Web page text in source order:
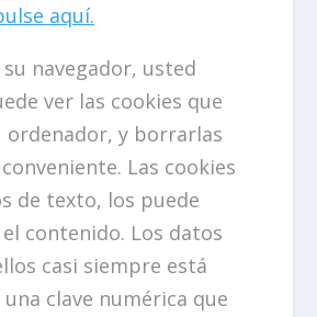
aquí.
navegador, usted
ver las cookies que
ordenador, y borrarlas
Las cookies
de texto, los puede
contenido. Los datos
casi siempre está
clave numérica que